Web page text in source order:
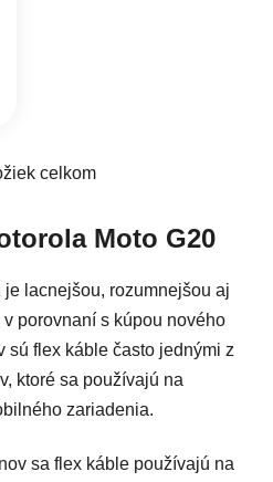
Ovládacie prvky výpisu
celkom
Moto G20
lacnejšou, rozumnejšou aj
porovnaní s kúpou nového
sú flex káble často jednými z
ktoré sa používajú na
zariadenia.
sa flex káble používajú na